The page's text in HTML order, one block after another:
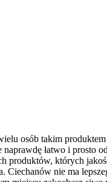
osób takim
łatwo i prosto
których
Ciechanów nie ma